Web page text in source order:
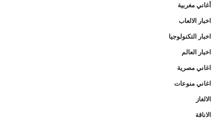
أغاني مغربية
اخبار الالعاب
اخبار التكنولوجيا
اخبار العالم
اغاني مصرية
اغاني منوعات
الالغاز
الاناقة